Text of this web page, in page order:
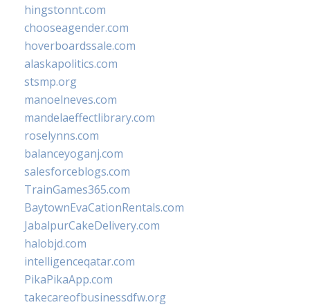
hingstonnt.com
chooseagender.com
hoverboardssale.com
alaskapolitics.com
stsmp.org
manoelneves.com
mandelaeffectlibrary.com
roselynns.com
balanceyoganj.com
salesforceblogs.com
TrainGames365.com
BaytownEvaCationRentals.com
JabalpurCakeDelivery.com
halobjd.com
intelligenceqatar.com
PikaPikaApp.com
takecareofbusinessdfw.org